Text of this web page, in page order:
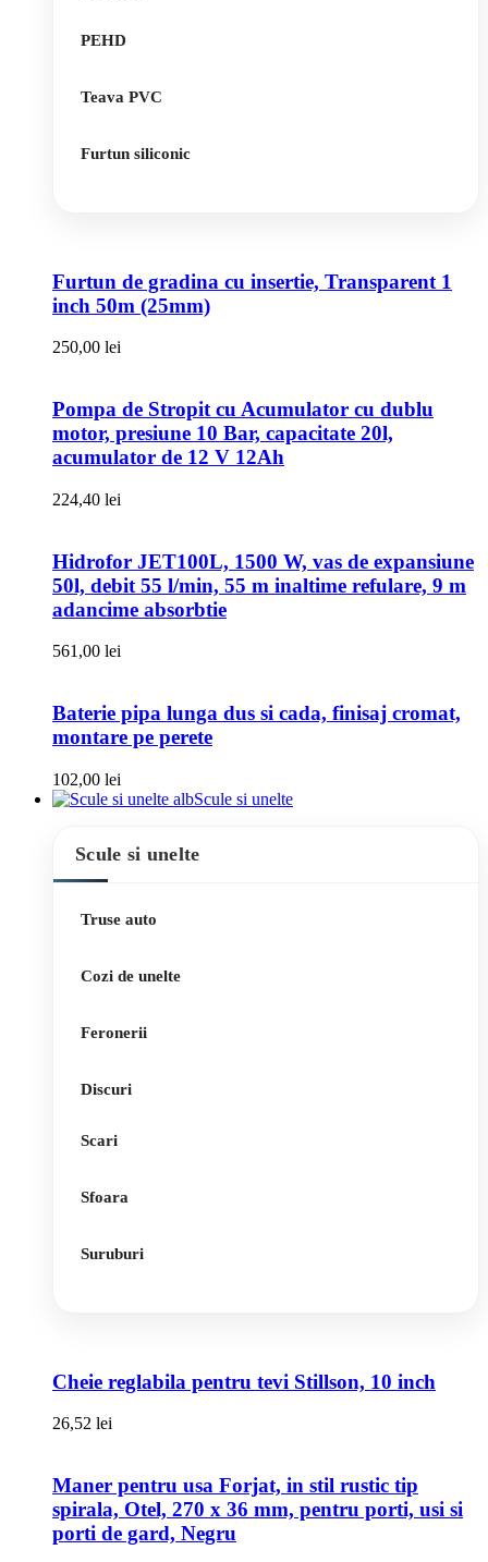
PEHD
Teava PVC
Furtun siliconic
Furtun de gradina cu insertie, Transparent 1
inch 50m (25mm)
250,00 lei
Pompa de Stropit cu Acumulator cu dublu
motor, presiune 10 Bar, capacitate 20l,
acumulator de 12 V 12Ah
224,40 lei
Hidrofor JET100L, 1500 W, vas de expansiune
50l, debit 55 l/min, 55 m inaltime refulare, 9 m
adancime absorbtie
561,00 lei
Baterie pipa lunga dus si cada, finisaj cromat,
montare pe perete
102,00 lei
Scule si unelte
Scule si unelte
Truse auto
Cozi de unelte
Feronerii
Discuri
Scari
Sfoara
Suruburi
Cheie reglabila pentru tevi Stillson, 10 inch
26,52 lei
Maner pentru usa Forjat, in stil rustic tip
spirala, Otel, 270 x 36 mm, pentru porti, usi si
porti de gard, Negru